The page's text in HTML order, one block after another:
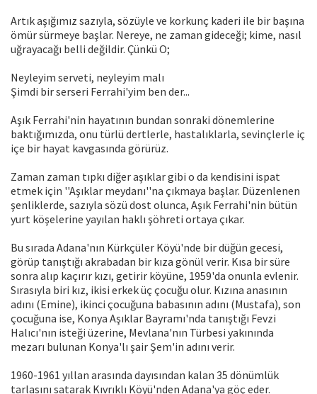
Artık aşığımız sazıyla, sözüyle ve korkunç kaderi ile bir başına
ömür sürmeye başlar. Nereye, ne zaman gideceği; kime, nasıl
uğrayacağı belli değildir. Çünkü O;
Neyleyim serveti, neyleyim malı
Şimdi bir serseri Ferrahi'yim ben der...
Aşık Ferrahi'nin hayatının bundan sonraki dönemlerine
baktığımızda, onu türlü dertlerle, hastalıklarla, sevinçlerle iç
içe bir hayat kavgasında görürüz.
Zaman zaman tıpkı diğer aşıklar gibi o da kendisini ispat
etmek için ''Aşıklar meydanı''na çıkmaya başlar. Düzenlenen
şenliklerde, sazıyla sözü dost olunca, Aşık Ferrahi'nin bütün
yurt köşelerine yayılan haklı şöhreti ortaya çıkar.
Bu sırada Adana'nın Kürkçüler Köyü'nde bir düğün gecesi,
görüp tanıştığı akrabadan bir kıza gönül verir. Kısa bir süre
sonra alıp kaçırır kızı, getirir köyüne, 1959'da onunla evlenir.
Sırasıyla biri kız, ikisi erkek üç çocuğu olur. Kızına anasının
adını (Emine), ikinci çocuğuna babasının adını (Mustafa), son
çocuğuna ise, Konya Aşıklar Bayramı'nda tanıştığı Fevzi
Halıcı'nın isteği üzerine, Mevlana'nın Türbesi yakınında
mezarı bulunan Konya'lı şair Şem'in adını verir.
1960-1961 yıllan arasında dayısından kalan 35 dönümlük
tarlasını satarak Kıvrıklı Köyü'nden Adana'ya göç eder.